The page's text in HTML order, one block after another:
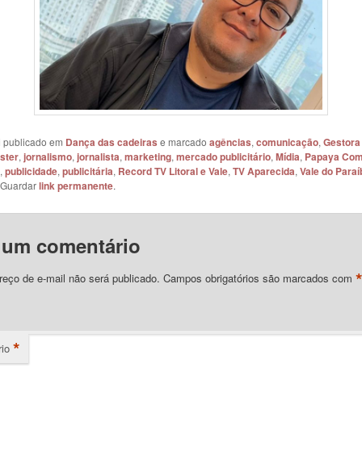
publicado em Dança das cadeiras e marcado agências,comunicação,
,jornalismo,jornalista,marketing,mercado publicitário,Mídia, Papaya
,publicidade,publicitária, Record TV Litoral e Vale,TV Aparecida,Vale do
link permanente.
comentário
de e-mail não será publicado. Campos obrigatórios são marcados com *
*